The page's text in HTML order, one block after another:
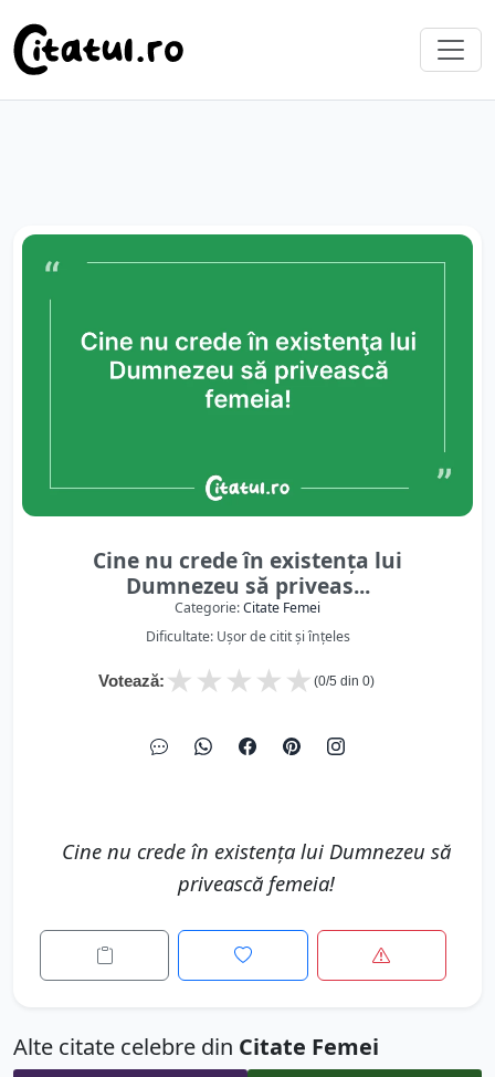
Cine nu crede în existenţa lui
Dumnezeu să priveas...
Categorie:Citate Femei
Dificultate: Ușor de citit și înțeles
Votează: ★
★
★
★
★ (0/5 din 0)
Cine nu crede în existenţa lui Dumnezeu să
privească femeia!
Alte citate celebre din Citate Femei